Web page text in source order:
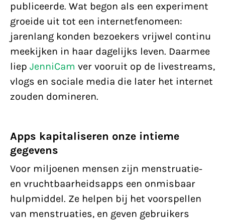
publiceerde. Wat begon als een experiment
groeide uit tot een internetfenomeen:
jarenlang konden bezoekers vrijwel continu
meekijken in haar dagelijks leven. Daarmee
liep JenniCam ver vooruit op de livestreams,
vlogs en sociale media die later het internet
zouden domineren.
Apps kapitaliseren onze intieme
gegevens
Voor miljoenen mensen zijn menstruatie-
en vruchtbaarheidsapps een onmisbaar
hulpmiddel. Ze helpen bij het voorspellen
van menstruaties, en geven gebruikers